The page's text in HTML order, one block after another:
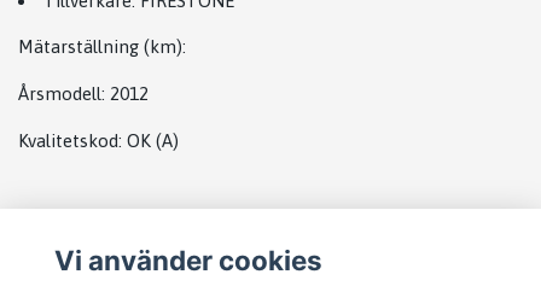
Mätarställning (km):
Årsmodell: 2012
Kvalitetskod: OK (A)
Vi använder cookies